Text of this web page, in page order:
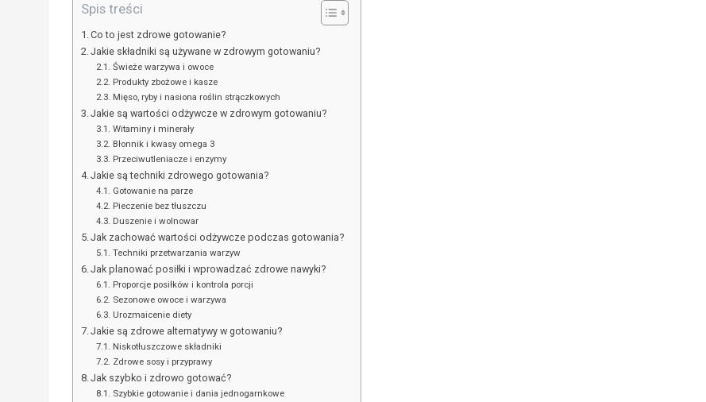
Spis treści
Co to jest zdrowe gotowanie?
Jakie składniki są używane w zdrowym gotowaniu?
Świeże warzywa i owoce
Produkty zbożowe i kasze
Mięso, ryby i nasiona roślin strączkowych
Jakie są wartości odżywcze w zdrowym gotowaniu?
Witaminy i minerały
Błonnik i kwasy omega 3
Przeciwutleniacze i enzymy
Jakie są techniki zdrowego gotowania?
Gotowanie na parze
Pieczenie bez tłuszczu
Duszenie i wolnowar
Jak zachować wartości odżywcze podczas gotowania?
Techniki przetwarzania warzyw
Jak planować posiłki i wprowadzać zdrowe nawyki?
Proporcje posiłków i kontrola porcji
Sezonowe owoce i warzywa
Urozmaicenie diety
Jakie są zdrowe alternatywy w gotowaniu?
Niskotłuszczowe składniki
Zdrowe sosy i przyprawy
Jak szybko i zdrowo gotować?
Szybkie gotowanie i dania jednogarnkowe